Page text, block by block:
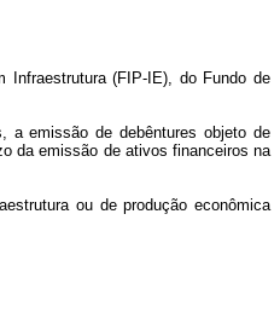
Infraestrutura (FIP-IE), do Fundo de
a emissão de debêntures objeto de
da emissão de ativos financeiros na
ou de produção econômica